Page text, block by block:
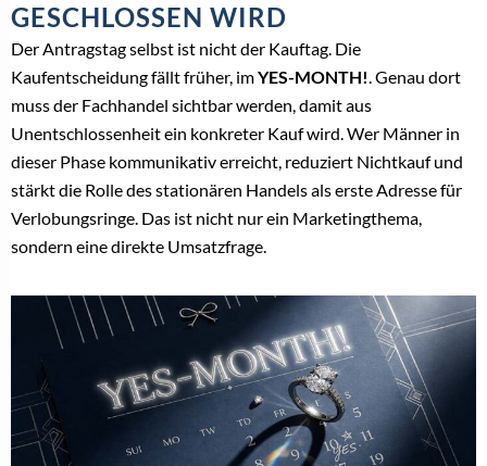
GESCHLOSSEN WIRD
Der Antragstag selbst ist nicht der Kauftag. Die
Kaufentscheidung fällt früher, imYES-MONTH!. Genau dort
muss der Fachhandel sichtbar werden, damit aus
Unentschlossenheit ein konkreter Kauf wird. Wer Männer in
dieser Phase kommunikativ erreicht, reduziert Nichtkauf und
stärkt die Rolle des stationären Handels als erste Adresse für
Verlobungsringe. Das ist nicht nur ein Marketingthema,
sondern eine direkte Umsatzfrage.